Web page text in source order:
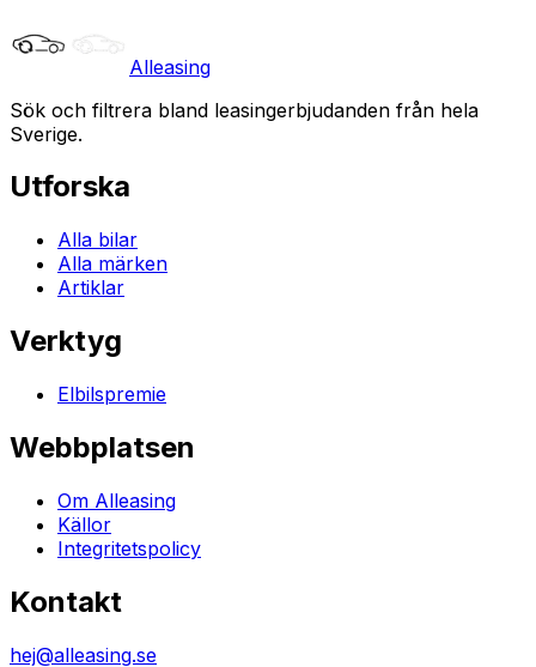
Alleasing
Sök och filtrera bland leasingerbjudanden från hela
Sverige.
Utforska
Alla bilar
Alla märken
Artiklar
Verktyg
Elbilspremie
Webbplatsen
Om Alleasing
Källor
Integritetspolicy
Kontakt
hej@alleasing.se